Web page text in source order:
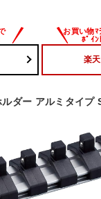
楽
ダー アルミタイプ